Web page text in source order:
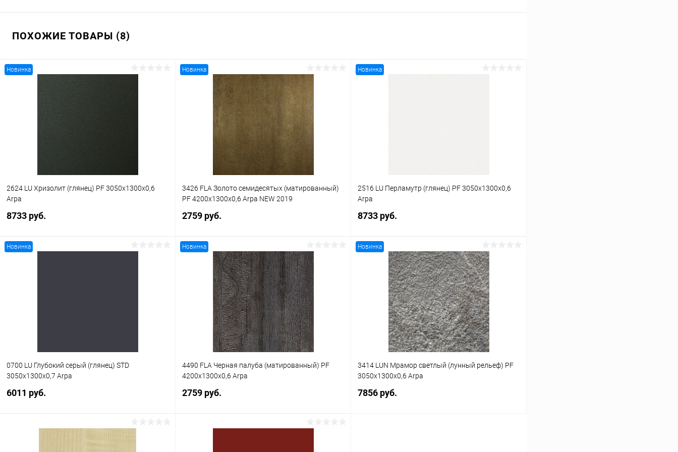
ПОХОЖИЕ ТОВАРЫ (8)
Новинка
2624 LU Хризолит (глянец) PF 3050x1300x0,6
Arpa
8733 руб.
Новинка
3426 FLA Золото семидесятых (матированный)
PF 4200x1300x0,6 Arpa NEW 2019
2759 руб.
В корзину
Купить в 1 клик К сравнению
В избранное В наличии
Новинка
2516 LU Перламутр (глянец) PF 3050x1300x0,6
Arpa
8733 руб.
В корзину
Купить в 1 клик К сравнению
В избранное В наличии
Новинка
0700 LU Глубокий серый (глянец) STD
3050x1300x0,7 Arpa
6011 руб.
В корзину
Новинка
4490 FLA Черная палуба (матированный) PF
4200x1300x0,6 Arpa
2759 руб.
Новинка
3414 LUN Мрамор светлый (лунный рельеф) PF
3050x1300x0,6 Arpa
7856 руб.